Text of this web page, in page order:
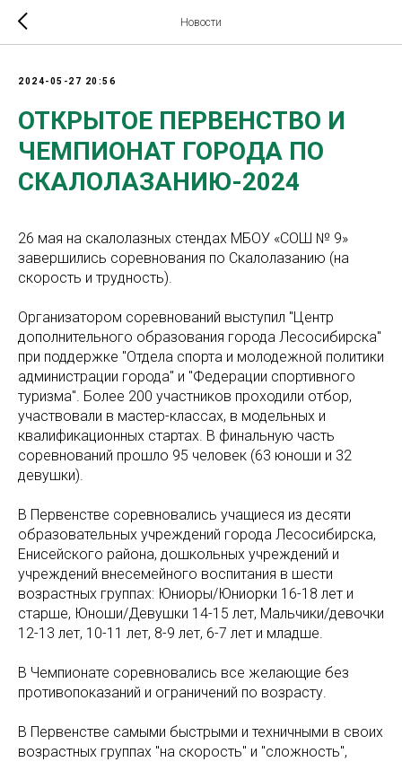
Новости
2024-05-27 20:56
ОТКРЫТОЕ ПЕРВЕНСТВО И
ЧЕМПИОНАТ ГОРОДА ПО
СКАЛОЛАЗАНИЮ-2024
26 мая на скалолазных стендах МБОУ «СОШ № 9»
завершились соревнования по Скалолазанию (на
скорость и трудность).
Организатором соревнований выступил "Центр
дополнительного образования города Лесосибирска"
при поддержке "Отдела спорта и молодежной политики
администрации города" и "Федерации спортивного
туризма". Более 200 участников проходили отбор,
участвовали в мастер-классах, в модельных и
квалификационных стартах. В финальную часть
соревнований прошло 95 человек (63 юноши и 32
девушки).
В Первенстве соревновались учащиеся из десяти
образовательных учреждений города Лесосибирска,
Енисейского района, дошкольных учреждений и
учреждений внесемейного воспитания в шести
возрастных группах: Юниоры/Юниорки 16-18 лет и
старше, Юноши/Девушки 14-15 лет, Мальчики/девочки
12-13 лет, 10-11 лет, 8-9 лет, 6-7 лет и младше.
В Чемпионате соревновались все желающие без
противопоказаний и ограничений по возрасту.
В Первенстве самыми быстрыми и техничными в своих
возрастных группах "на скорость" и "сложность",